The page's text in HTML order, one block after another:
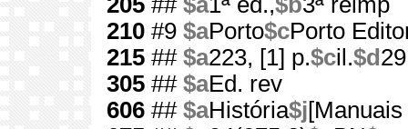
210 #9 $aPorto$cPorto
215 ## $a223, [1] p.$cil.$d
305 ## $aEd. rev
606 ## $aHistória$j